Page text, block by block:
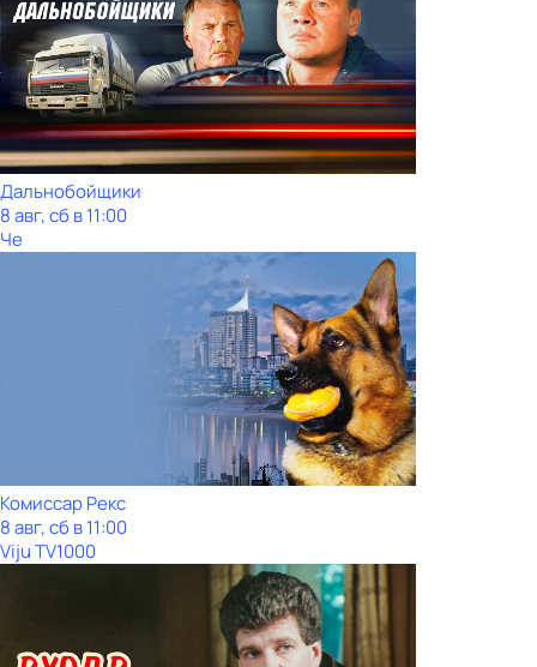
Дальнобойщики
8 авг, сб в 11:00
Че
Комиссар Рекс
8 авг, сб в 11:00
Viju TV1000